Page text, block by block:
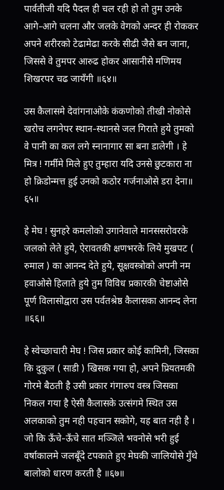
पार्वतीजी यदि पैदल ही चल रही हो तो तुम उनके
आगे-आगे चलना और जलके वेगको अन्दर ही रोककर
अपने शरीरको टेढामेढा करके सीढी जैसे बन जाना,
जिससे वे तुमपर आरुढ होकर आसानीसे मणिमय
शिखरपर चढ जायँगी ॥६४॥
उस कैलासमे देवांगनाओके कंकणोको तीखी नोकोसे
खरोच लगनेपर स्थान-स्थानसे जल गिराते हुये तुमको
वे पानी का कल लगे स्नानागार सा बना डालेगी । हे
मित्र ! गर्मीमे मिले हुए तुम्हारा यदि उनसे छुटकारा ना
हो क्रिडोन्मत्त हुई उनको कठोर गर्जनाओसे डरा देना॥
६५॥
हे मेघ ! सुनहरे कमलोको उगानेवाले मानससरोवरके
जलको लेते हुये, ऐरावतकी क्षणभरके लिये मुखपट (
रुमाल ) का आनन्द देते हुये, सूक्षवस्त्रोको अपनी नम
हवाओसे हिलाते हुये तुम विविध प्रकारकी चेष्टाओसे
पूर्ण विलासोद्वारा उस पर्वतश्रेष्ठ कैलासका आनन्द लेना
॥६६॥
हे स्वेच्छाचारी मेघ ! जिस प्रकार कोई कामिनी, जिसका
कि दुकुल ( साडी ) खिसक गया हो, अपने प्रियतमकी
गोरमे बैठती है उसी प्रकार गंगारुप वस्त्र जिसका
निकल गया है ऐसी कैलासके उत्संगमे स्थित उस
अलकाको तुम नही पहचान सकोगे, यह बात नही है ।
जो कि ऊँचे-ऊँचे सात मञ्जिले भवनोसे भरी हुई
वर्षाकालमे जलबूँदे टपकाते हुए मेघकी जालियोसे गुँथे
बालोको धारण करती है ॥६७॥